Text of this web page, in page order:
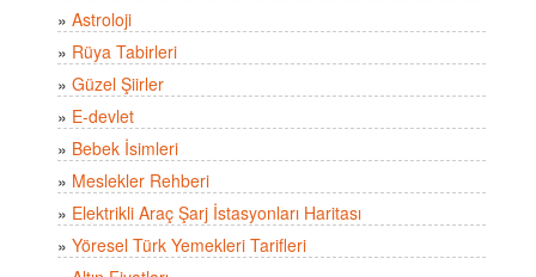
» Astroloji
» Rüya Tabirleri
» Güzel Şiirler
» E-devlet
» Bebek İsimleri
» Meslekler Rehberi
» Elektrikli Araç Şarj İstasyonları Haritası
» Yöresel Türk Yemekleri Tarifleri